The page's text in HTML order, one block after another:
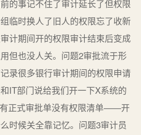
的事记不住了审计延长了但权限
临时换人了旧人的权限忘了收新
计期间开的权限审计结束后变成
但也没人关。问题2审批流于形
录很多银行审计期间的权限申请
IT部门说给我们开一下X系统的
正式审批单没有权限清单——开
时候关全靠记忆。问题3审计员